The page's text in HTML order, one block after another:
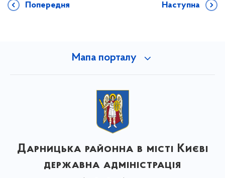
Попередня Наступна
Мапа порталу
Дарницька районна в місті Києві
державна адміністрація